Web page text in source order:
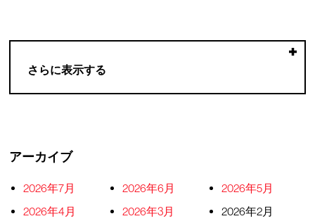
さらに表示する
アーカイブ
2026年7月 2026年6月
2026年5月
2026年4月
2026年3月
2026年2月